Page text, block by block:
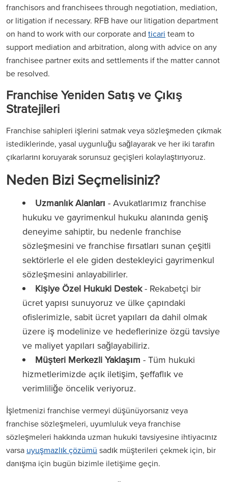
franchisors and franchisees through negotiation, mediation,
or litigation if necessary. RFB have our litigation department
on hand to work with our corporate and ticari team to
support mediation and arbitration, along with advice on any
franchisee partner exits and settlements if the matter cannot
be resolved.
Franchise Yeniden Satış ve Çıkış
Stratejileri
Franchise sahipleri işlerini satmak veya sözleşmeden çıkmak
istediklerinde, yasal uygunluğu sağlayarak ve her iki tarafın
çıkarlarını koruyarak sorunsuz geçişleri kolaylaştırıyoruz.
Neden Bizi Seçmelisiniz?
Uzmanlık Alanları - Avukatlarımız franchise
hukuku ve gayrimenkul hukuku alanında geniş
deneyime sahiptir, bu nedenle franchise
sözleşmesini ve franchise fırsatları sunan çeşitli
sektörlerle el ele giden destekleyici gayrimenkul
sözleşmesini anlayabilirler.
Kişiye Özel Hukuki Destek- Rekabetçi bir
ücret yapısı sunuyoruz ve ülke çapındaki
ofislerimizle, sabit ücret yapıları da dahil olmak
üzere iş modelinize ve hedeflerinize özgü tavsiye
ve maliyet yapıları sağlayabiliriz.
Müşteri Merkezli Yaklaşım - Tüm hukuki
hizmetlerimizde açık iletişim, şeffaflık ve
verimliliğe öncelik veriyoruz.
İşletmenizi franchise vermeyi düşünüyorsanız veya
franchise sözleşmeleri, uyumluluk veya franchise
sözleşmeleri hakkında uzman hukuki tavsiyesine ihtiyacınız
varsa uyuşmazlık çözümü sadık müşterileri çekmek için, bir
danışma için bugün bizimle iletişime geçin.